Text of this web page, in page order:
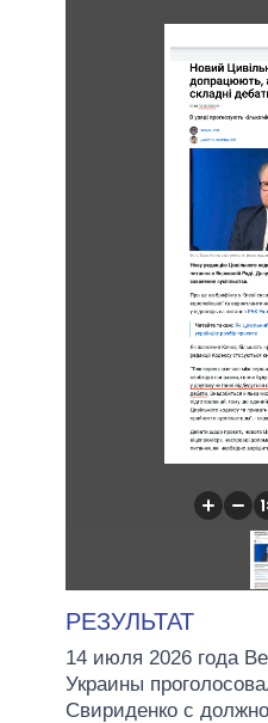
РЕЗУЛЬТАТ
14 июля 2026 года
Украины
Свириденко с